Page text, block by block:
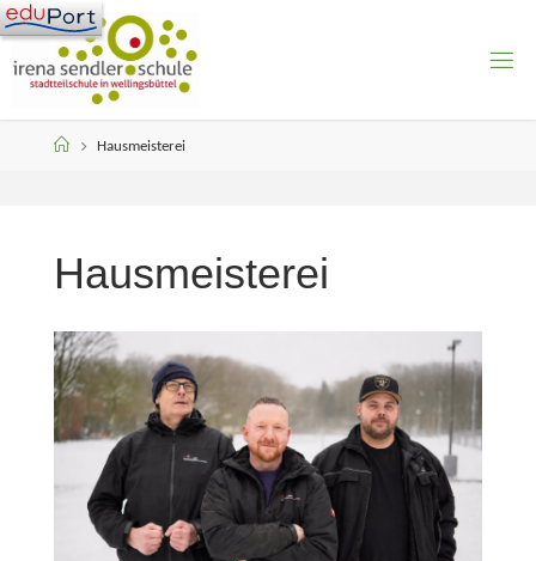
Skip
to
content
HomeHausmeisterei
Hausmeisterei